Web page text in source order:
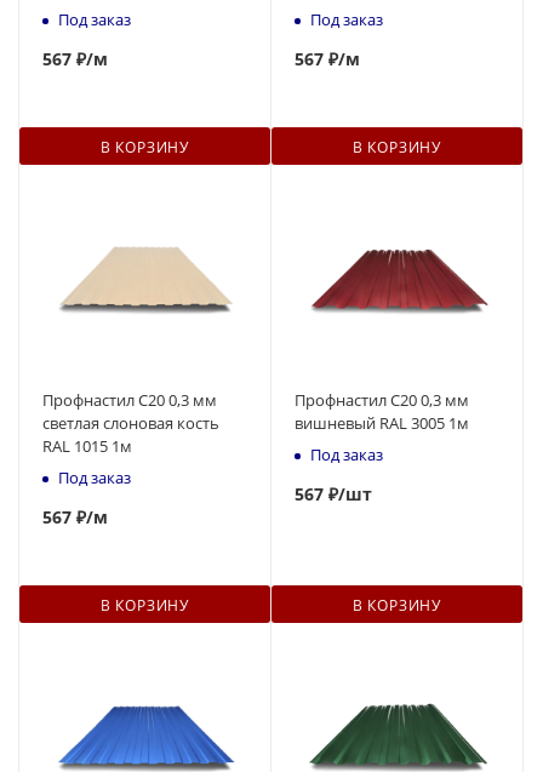
Под заказ
567 ₽/м
В КОРЗИНУ
Под заказ
567 ₽/м
В КОРЗИНУ
Профнастил С20 0,3 мм
светлая слоновая кость
RAL 1015 1м
Под заказ
567 ₽/м
В КОРЗИНУ
Профнастил С20 0,3 мм
вишневый RAL 3005 1м
Под заказ
567 ₽/шт
В КОРЗИНУ